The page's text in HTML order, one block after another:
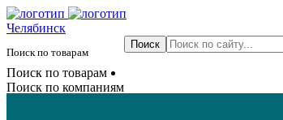
Челябинск
Поиск по товарам
Поиск по товарам
Поиск по компаниям